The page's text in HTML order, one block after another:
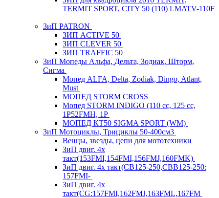
TERMIT SPORT, CITY 50 (110) LMATV-110F
ЗиП PATRON
ЗИП ACTIVE 50
ЗИП CLEVER 50
ЗИП TRAFFIC 50
ЗиП Мопеды Альфа, Дельта, Зодиак, Шторм,
Сигма
Мопед ALFA, Delta, Zodiak, Dingo, Atlant,
Must
МОПЕД STORM CROSS
Мопед STORM INDIGO (110 сс, 125 cc,
1P52FMH, 1P
МОПЕД КТ50 SIGMA SPORT (WM)
ЗиП Мотоциклы, Трициклы 50-400см3
Венцы, звезды, цепи для мототехники
ЗиП двиг. 4х
такт(153FMI,154FMI,156FMJ,160FMK)
ЗиП двиг. 4х такт(CB125-250,CBB125-250:
157FMI-
ЗиП двиг. 4х
такт(CG:157FMI,162FMJ,163FML,167FM